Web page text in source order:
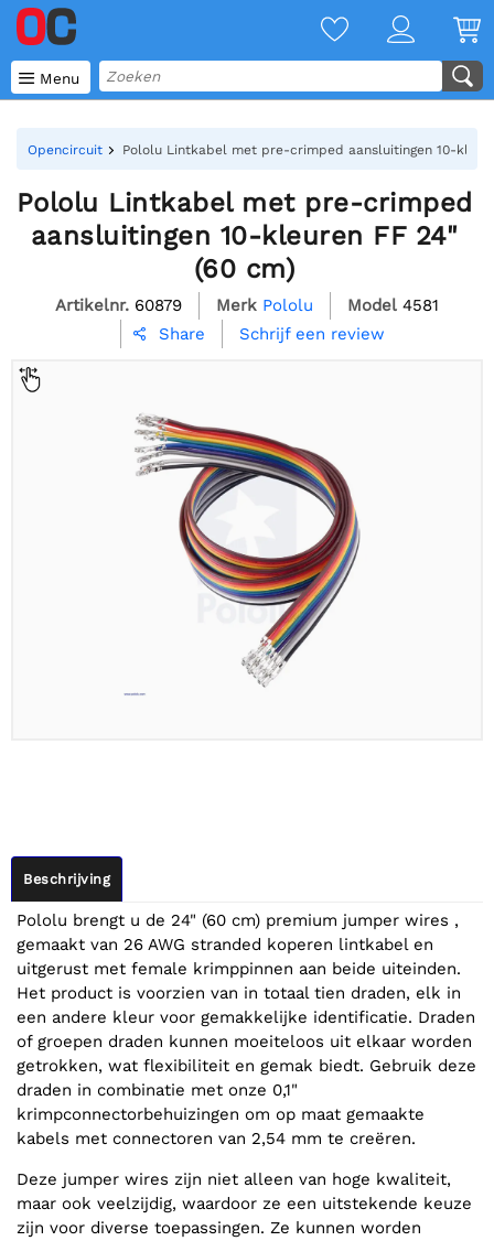
 Menu
Opencircuit Pololu Lintkabel met pre-crimped aansluitingen 10-
Pololu Lintkabel met pre-crimped
aansluitingen 10-kleuren FF 24"
(60 cm)
Artikelnr. 60879 Merk Pololu Model 4581
 Share Schrijf een review
Beschrijving
Pololu brengt u de 24" (60 cm) premium jumper wires ,
gemaakt van 26 AWG stranded koperen lintkabel en
uitgerust met female krimppinnen aan beide uiteinden.
Het product is voorzien van in totaal tien draden, elk in
een andere kleur voor gemakkelijke identificatie. Draden
of groepen draden kunnen moeiteloos uit elkaar worden
getrokken, wat flexibiliteit en gemak biedt. Gebruik deze
draden in combinatie met onze 0,1"
krimpconnectorbehuizingen om op maat gemaakte
kabels met connectoren van 2,54 mm te creëren.
Deze jumper wires zijn niet alleen van hoge kwaliteit,
maar ook veelzijdig, waardoor ze een uitstekende keuze
zijn voor diverse toepassingen. Ze kunnen worden